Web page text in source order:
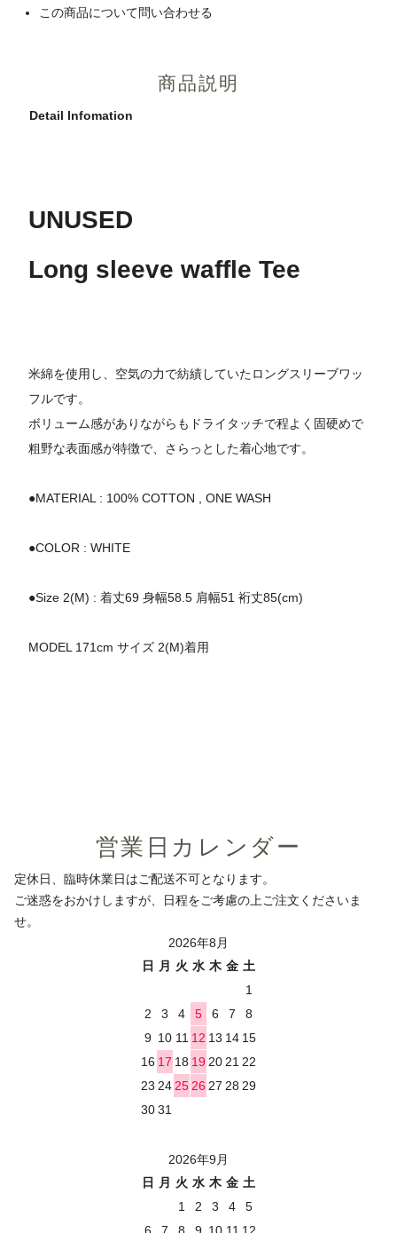
この商品について問い合わせる
商品説明
Detail Infomation
UNUSED
Long sleeve waffle Tee
米綿を使用し、空気の力で紡績していたロングスリーブワッ
フルです。
ボリューム感がありながらもドライタッチで程よく固硬めで
粗野な表面感が特徴で、さらっとした着心地です。
●MATERIAL : 100% COTTON , ONE WASH
●COLOR : WHITE
●Size 2(M) : 着丈69 身幅58.5 肩幅51 裄丈85(cm)
MODEL 171cm サイズ 2(M)着用
営業日カレンダー
定休日、臨時休業日はご配送不可となります。
ご迷惑をおかけしますが、日程をご考慮の上ご注文くださいま
せ。
2026年8月
日
月 火 水 木 金 土
1
2
3 4 5 6 7
8
9 10 11 12 13 14 15
16 17 18 19 20 21 22
23 24 25 26 27 28 29
3031
2026年9月
日
月 火 水 木 金 土
1
2 3 4
5
6
7 8 9 10 11 12